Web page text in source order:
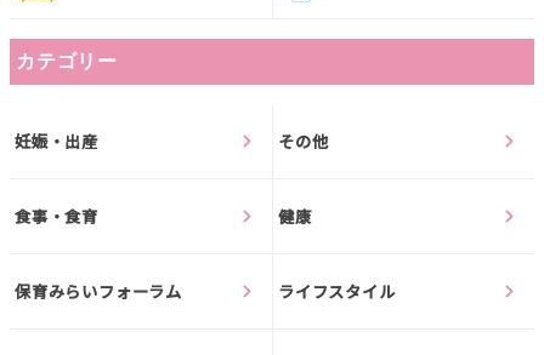
カテゴリー
妊娠・出産 その他
食事・食育 健康
保育みらいフォーラム ライフスタイル